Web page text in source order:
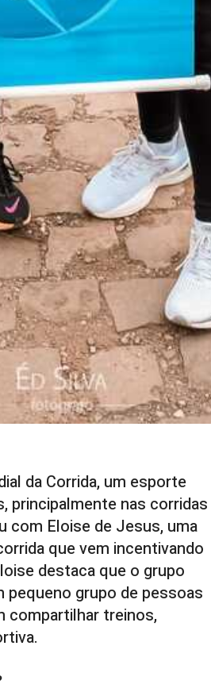
da Corrida, um esporte
principalmente nas corridas
com Eloise de Jesus, uma
que vem incentivando
destaca que o grupo
pequeno grupo de pessoas
compartilhar treinos,